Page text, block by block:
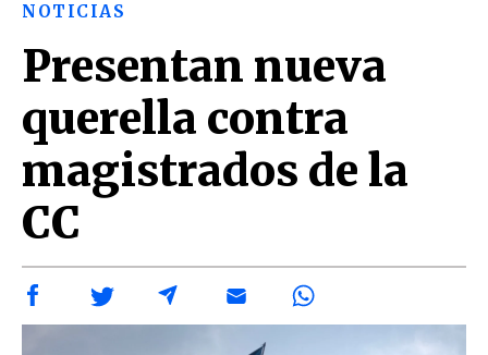
NOTICIAS
Presentan nueva
querella contra
magistrados de la
CC